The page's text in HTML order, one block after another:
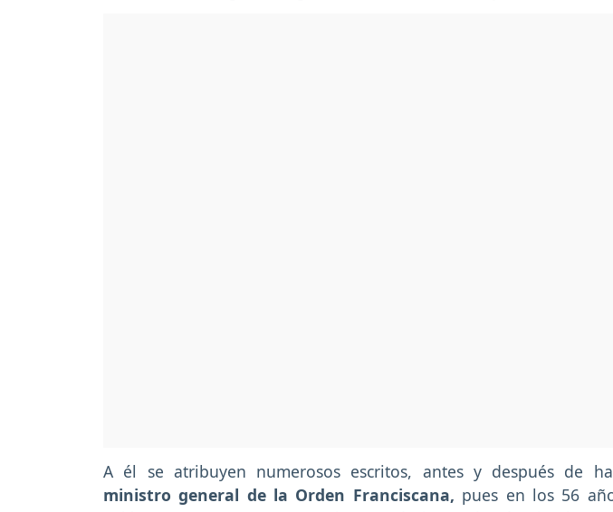
A él se atribuyen numerosos escritos, antes y después de
ministro general de la Orden Franciscana, pues en los 56